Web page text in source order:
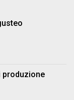
produzione